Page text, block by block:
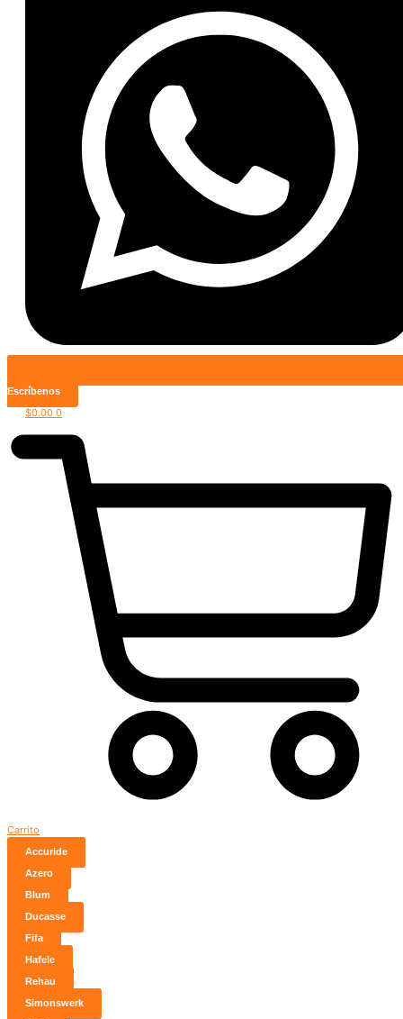
Escríbenos
$0.00 0
Carrito
Accuride
Azero
Blum
Ducasse
Fifa
Hafele
Rehau
Simonswerk